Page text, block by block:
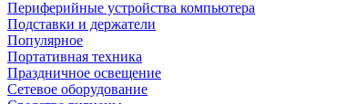
Периферийные устройства компьютера
Подставки и держатели
Популярное
Портативная техника
Праздничное освещение
Сетевое оборудование